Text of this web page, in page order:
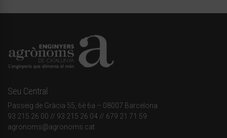
Seu Central
Passeig de Gràcia 55, 6è 6a – 08007 Barcelona
93 215 26 00 // 93 215 26 04 // 679 21 71 59
agronoms@agronoms.cat